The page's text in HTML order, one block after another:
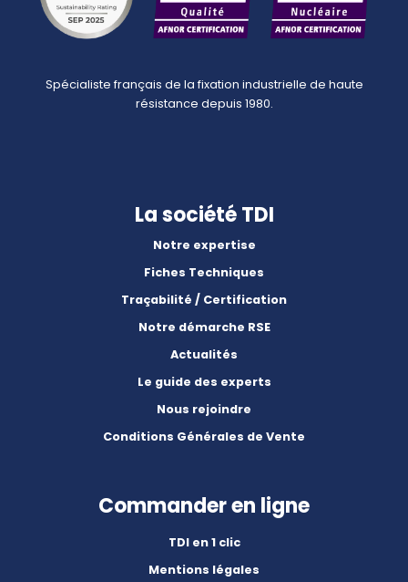
Spécialiste français de la fixation industrielle de haute
résistance depuis 1980.
La société TDI
Notre expertise
Fiches Techniques
Traçabilité / Certification
Notre démarche RSE
Actualités
Le guide des experts
Nous rejoindre
Conditions Générales de Vente
Commander en ligne
TDI en 1 clic
Mentions légales